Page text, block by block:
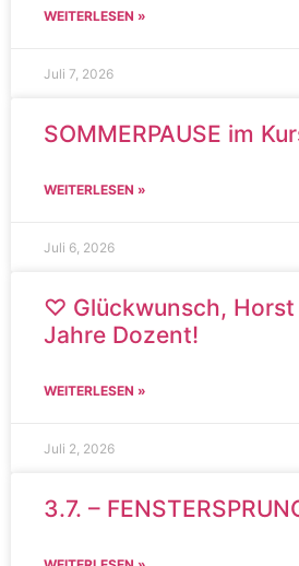
WEITERLESEN »
Juli 7, 2026
SOMMERPAUSE im
WEITERLESEN »
Juli 6, 2026
♡ Glückwunsch, Horst
Jahre Dozent!
WEITERLESEN »
Juli 2, 2026
3.7. –